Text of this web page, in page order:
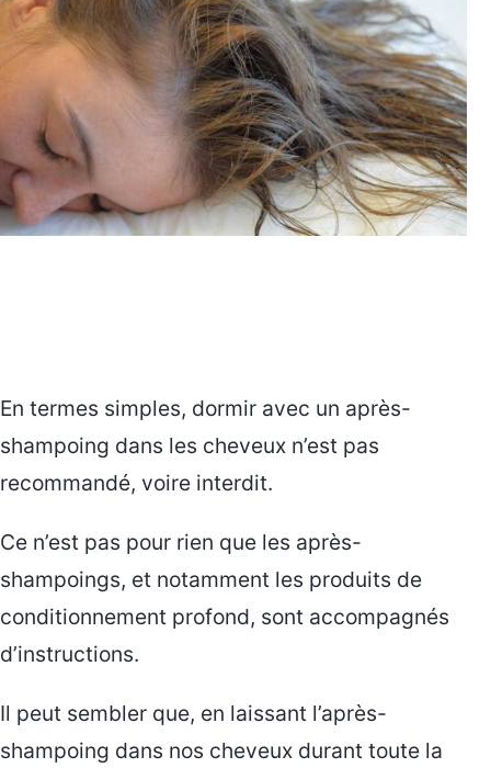
En termes simples, dormir avec un après-
shampoing dans les cheveux n’est pas
recommandé, voire interdit.
Ce n’est pas pour rien que les après-
shampoings, et notamment les produits de
conditionnement profond, sont accompagnés
d’instructions.
Il peut sembler que, en laissant l’après-
shampoing dans nos cheveux durant toute la